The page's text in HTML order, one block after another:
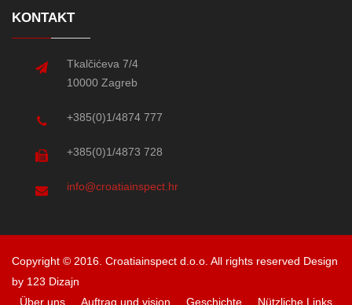
KONTAKT
Tkalčićeva 7/4
10000 Zagreb
+385(0)1/4874 777
+385(0)1/4873 728
info@croatiainspect.hr
Copyright © 2016. Croatiainspect d.o.o. All rights reserved Design
by 123 Dizajn
Über uns
Auftrag und vision Geschichte Nützliche Links